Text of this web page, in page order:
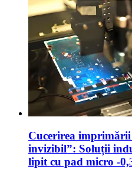
Cucerirea
invizibil”: Soluții
lipit cu pad micro -